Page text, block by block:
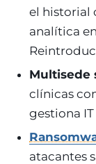
el historial
analítica
Multisede
clínicas
gestiona
atacantes